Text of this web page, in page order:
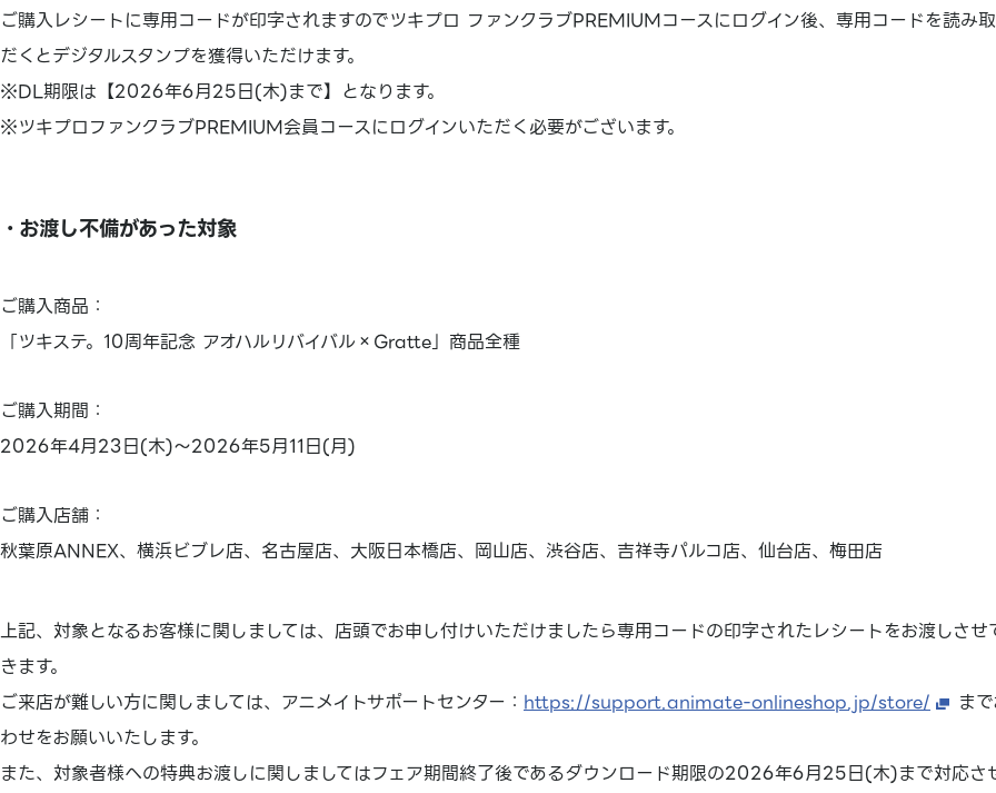
ご購入レシートに専用コードが印字されますのでツキプロ ファンクラブPREMIUMコースにログイン後、専用コードを読み
だくとデジタルスタンプを獲得いただけます。
※DL期限は【2026年6月25日(木)まで】となります。
※ツキプロファンクラブPREMIUM会員コースにログインいただく必要がございます。
・お渡し不備があった対象
ご購入商品：
「ツキステ。10周年記念 アオハルリバイバル×Gratte」商品全種
ご購入期間：
2026年4月23日(木)～2026年5月11日(月)
ご購入店舗：
秋葉原ANNEX、横浜ビブレ店、名古屋店、大阪日本橋店、岡山店、渋谷店、吉祥寺パルコ店、仙台店、梅田店
上記、対象となるお客様に関しましては、店頭でお申し付けいただけましたら専用コードの印字されたレシートをお渡しさせ
きます。
ご来店が難しい方に関しましては、アニメイトサポートセンター： https://support.animate-onlineshop.jp/store/
ま
わせをお願いいたします。
また、対象者様への特典お渡しに関しましてはフェア期間終了後であるダウンロード期限の2026年6月25日(木)まで対応さ